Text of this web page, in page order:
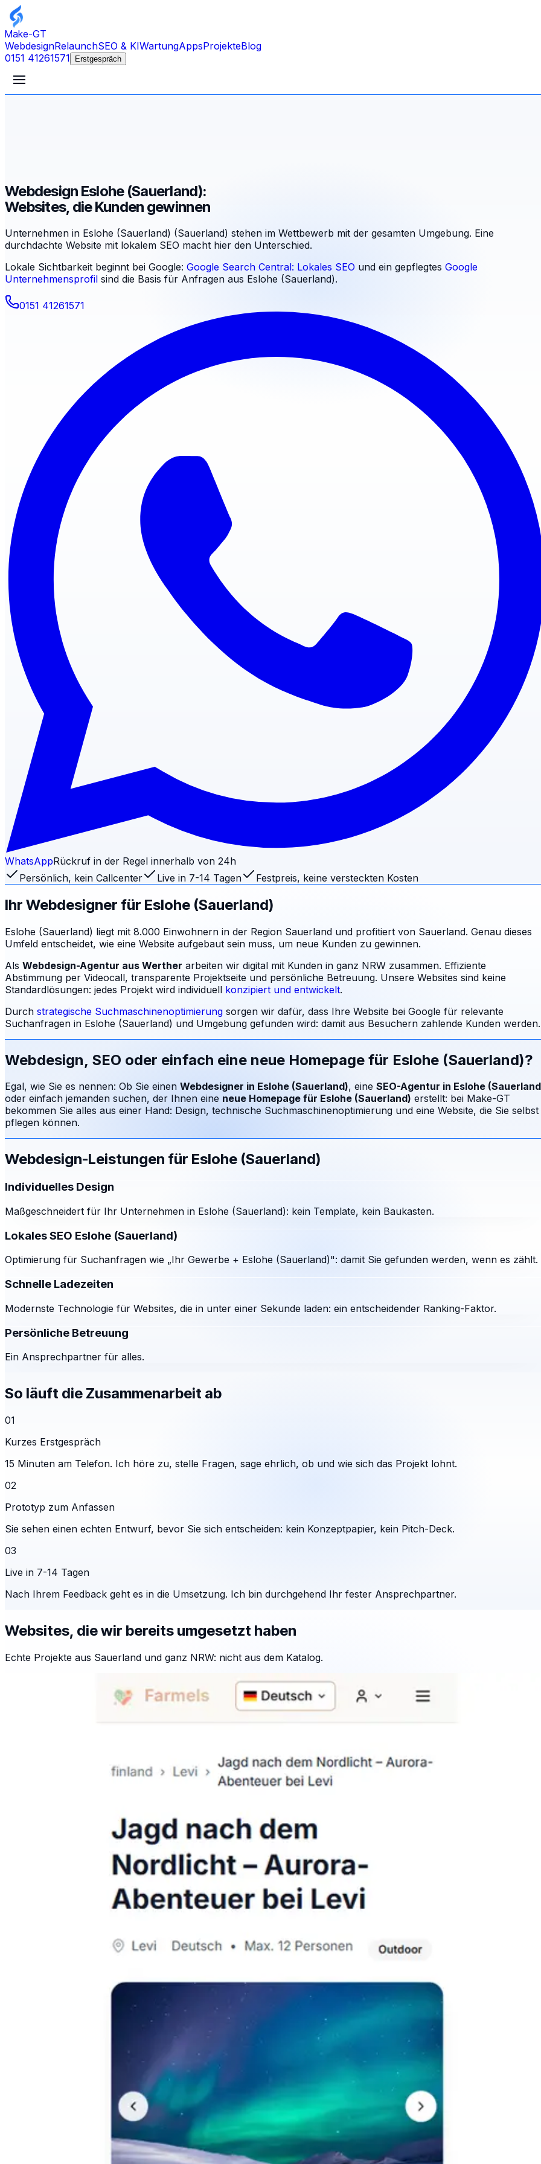
Make-GT
WebdesignRelaunchSEO & KIWartungAppsProjekteBlog
0151 41261571
Erstgespräch
Webdesign Eslohe (Sauerland):
Websites, die Kunden gewinnen
Unternehmen in Eslohe (Sauerland) (Sauerland) stehen im Wettbewerb mit der gesamten Umgebung. Eine
durchdachte Website mit lokalem SEO macht hier den Unterschied.
Lokale Sichtbarkeit beginnt bei Google: Google Search Central: Lokales SEO und ein gepflegtes Google
Unternehmensprofil sind die Basis für Anfragen aus Eslohe (Sauerland).
0151 41261571
WhatsAppRückruf in der Regel innerhalb von 24h
Persönlich, kein Callcenter
Live in 7-14 Tagen Festpreis, keine versteckten Kosten
Ihr Webdesigner für Eslohe (Sauerland)
Eslohe (Sauerland) liegt mit 8.000 Einwohnern in der Region Sauerland und profitiert von Sauerland. Genau dieses
Umfeld entscheidet, wie eine Website aufgebaut sein muss, um neue Kunden zu gewinnen.
Als Webdesign-Agentur aus Werther arbeiten wir digital mit Kunden in ganz NRW zusammen. Effiziente
Abstimmung per Videocall, transparente Projektseite und persönliche Betreuung. Unsere Websites sind keine
Standardlösungen: jedes Projekt wird individuell konzipiert und entwickelt.
Durch strategische Suchmaschinenoptimierung sorgen wir dafür, dass Ihre Website bei Google für relevante
Suchanfragen in Eslohe (Sauerland) und Umgebung gefunden wird: damit aus Besuchern zahlende Kunden werden.
Webdesign, SEO oder einfach eine neue Homepage für Eslohe (Sauerland)?
Egal, wie Sie es nennen: Ob Sie einen Webdesigner in Eslohe (Sauerland), eine SEO-Agentur in Eslohe
oder einfach jemanden suchen, der Ihnen eine neue Homepage für Eslohe (Sauerland) erstellt: bei Make-GT
bekommen Sie alles aus einer Hand: Design, technische Suchmaschinenoptimierung und eine Website, die Sie selbst
pflegen können.
Webdesign-Leistungen für Eslohe (Sauerland)
Individuelles Design
Maßgeschneidert für Ihr Unternehmen in Eslohe (Sauerland): kein Template, kein Baukasten.
Lokales SEO Eslohe (Sauerland)
Optimierung für Suchanfragen wie „Ihr Gewerbe + Eslohe (Sauerland)": damit Sie gefunden werden, wenn es zählt.
Schnelle Ladezeiten
Modernste Technologie für Websites, die in unter einer Sekunde laden: ein entscheidender Ranking-Faktor.
Persönliche Betreuung
Ein Ansprechpartner für alles.
So läuft die Zusammenarbeit ab
01
Kurzes Erstgespräch
15 Minuten am Telefon. Ich höre zu, stelle Fragen, sage ehrlich, ob und wie sich das Projekt lohnt.
02
Prototyp zum Anfassen
Sie sehen einen echten Entwurf, bevor Sie sich entscheiden: kein Konzeptpapier, kein Pitch-Deck.
03
Live in 7-14 Tagen
Nach Ihrem Feedback geht es in die Umsetzung. Ich bin durchgehend Ihr fester Ansprechpartner.
Websites, die wir bereits umgesetzt haben
Echte Projekte aus Sauerland und ganz NRW: nicht aus dem Katalog.